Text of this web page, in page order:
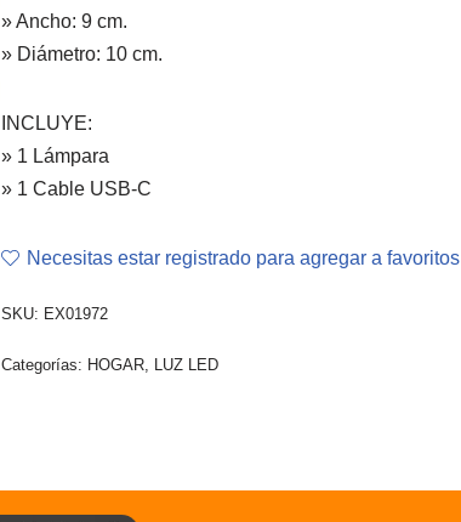
» Ancho: 9 cm.
» Diámetro: 10 cm.
INCLUYE:
» 1 Lámpara
» 1 Cable USB-C
Necesitas estar registrado para agregar a favoritos
SKU: EX01972
Categorías: HOGAR, LUZ LED